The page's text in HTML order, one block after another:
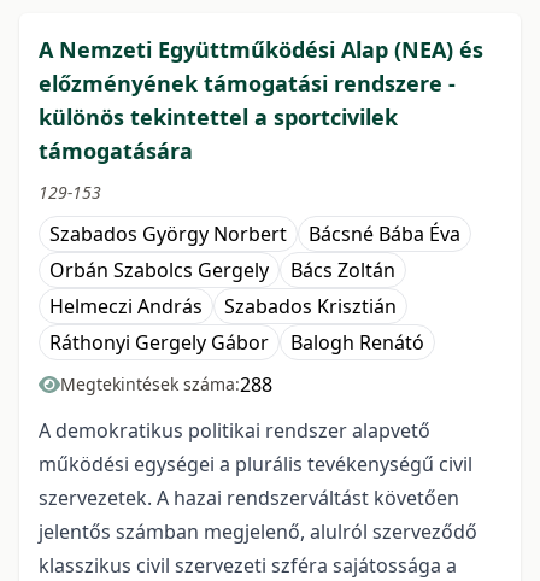
A Nemzeti Együttműködési Alap (NEA) és
előzményének támogatási rendszere -
különös tekintettel a sportcivilek
támogatására
129-153
Szabados György Norbert
Bácsné Bába Éva
Orbán Szabolcs Gergely
Bács Zoltán
Helmeczi András
Szabados Krisztián
Ráthonyi Gergely Gábor
Balogh Renátó
Megtekintések száma:288
A demokratikus politikai rendszer alapvető
működési egységei a plurális tevékenységű civil
szervezetek. A hazai rendszerváltást követően
jelentős számban megjelenő, alulról szerveződő
klasszikus civil szervezeti szféra sajátossága a